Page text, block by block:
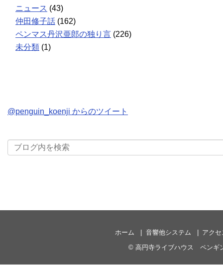
ニュース (43)
仲田修子話 (162)
ペンマス丹沢亜郎の独り言 (226)
未分類 (1)
@penguin_koenji からのツイート
ホーム 音響他システム
アクセ
© 高円寺ライブハウス ペンギ